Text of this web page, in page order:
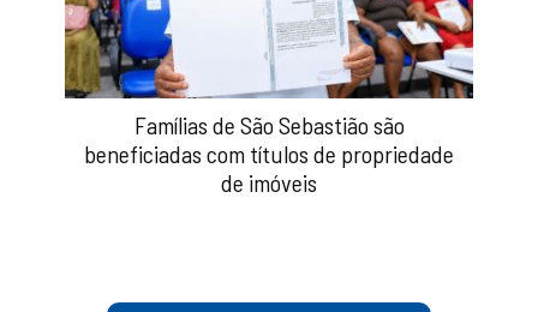
Famílias de São Sebastião são
beneficiadas com títulos de propriedade
de imóveis